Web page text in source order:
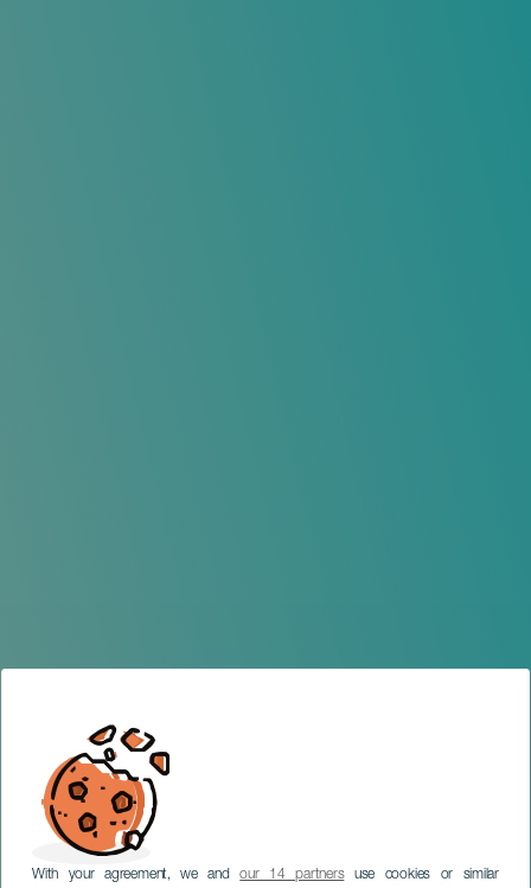
With your agreement, we andour 14 partnersuse cookies or similar